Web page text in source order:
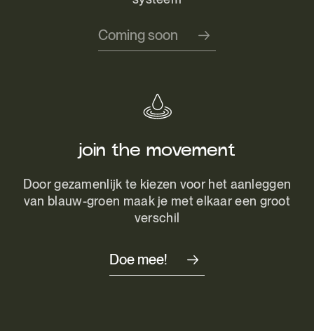
Coming soon
join the movement
Door gezamenlijk te kiezen voor het aanleggen
van blauw-groen maak je met elkaar een groot
verschil
Doe mee!